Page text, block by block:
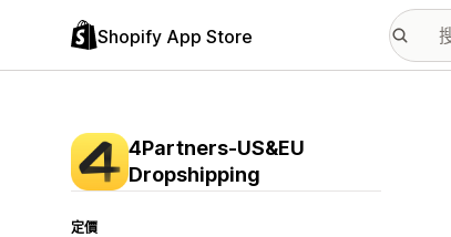
Shopify App Store
4Partners‑US&EU
Dropshipping
定價